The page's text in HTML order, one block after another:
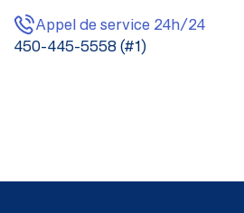
Appel de service 24h/24
450-445-5558 (#1)